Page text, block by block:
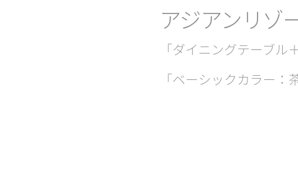
アジアンリゾ
「ダイニングテーブル
「ベーシックカラー：